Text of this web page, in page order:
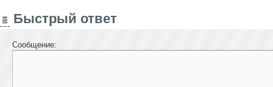
Быстрый ответ
Сообщение: